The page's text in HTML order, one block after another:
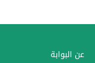
عن البوابة